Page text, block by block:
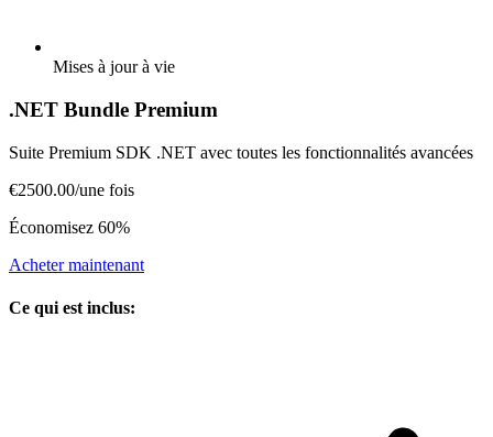
Mises à jour à vie
.NET Bundle Premium
Suite Premium SDK .NET avec toutes les fonctionnalités avancées
€2500.00/une fois
Économisez 60%
Acheter maintenant
Ce qui est inclus: